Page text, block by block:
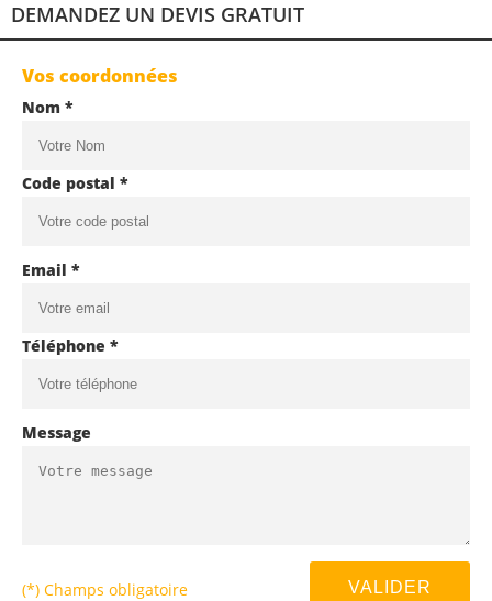
DEMANDEZ UN DEVIS GRATUIT
Vos coordonnées
Nom *
Code postal *
Email *
Téléphone *
Message
(*) Champs obligatoire